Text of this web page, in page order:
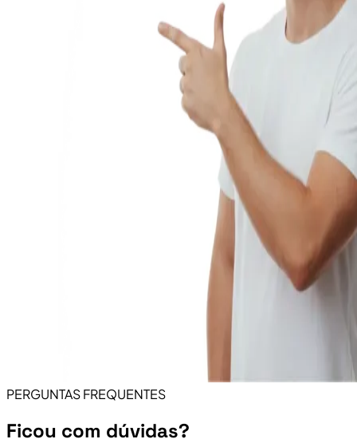
PERGUNTAS FREQUENTES
Ficou com dúvidas?